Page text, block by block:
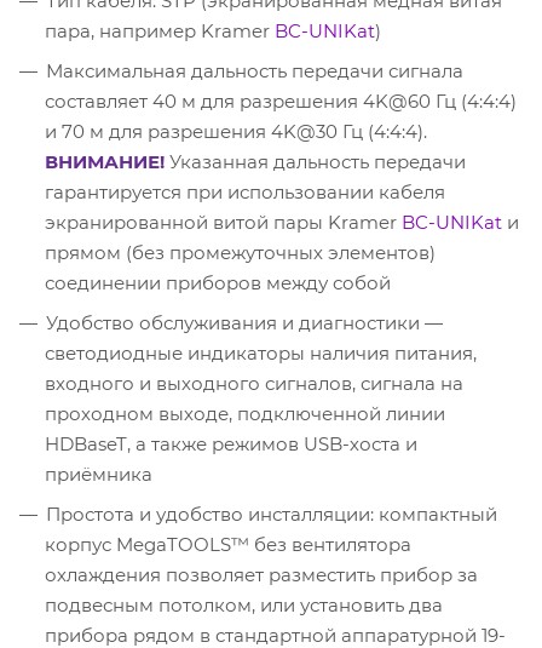
пара, например Kramer BC-UNIKat)
Максимальная дальность передачи сигнала
составляет 40 м для разрешения 4K@60 Гц (4:4:4)
и 70 м для разрешения 4K@30 Гц (4:4:4).
ВНИМАНИЕ! Указанная дальность передачи
гарантируется при использовании кабеля
экранированной витой пары Kramer BC-UNIKat и
прямом (без промежуточных элементов)
соединении приборов между собой
Удобство обслуживания и диагностики —
светодиодные индикаторы наличия питания,
входного и выходного сигналов, сигнала на
проходном выходе, подключенной линии
HDBaseT, а также режимов USB-хоста и
приёмника
Простота и удобство инсталляции: компактный
корпус MegaTOOLS™ без вентилятора
охлаждения позволяет разместить прибор за
подвесным потолком, или установить два
прибора рядом в стандартной аппаратурной 19-